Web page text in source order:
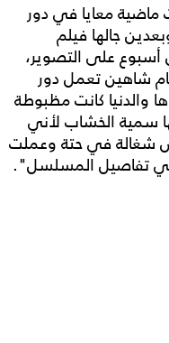
ماضية معايا في دور
جالها فيلم
على التصوير،
شاهين تعمل دور
والدنيا كانت مظبوطة
سمية الخشاب لأني
شغالة في حتة وعملت
تفاصيل المسلسل".